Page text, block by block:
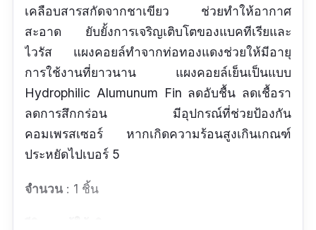
เคลือบสารสกัดจากชาเขียว ช่วยทำให้อากาศ
สะอาด ยับยั้งการเจริญเติบโตของแบคทีเรียและ
ไวรัส แผงคอยล์ทำจากท่อทองแดงช่วยให้มีอายุ
การใช้งานที่ยาวนาน แผงคอยล์เย็นเป็นแบบ
Hydrophilic Alumunum Fin ลดอับชื้น ลดเชื้อรา
ลดการสึกกร่อน มีอุปกรณ์ที่ช่วยป้องกัน
คอมเพรสเซอร์ หากเกิดความร้อนสูงเกินเกณฑ์
ประหยัดไปเบอร์ 5
จำนวน: 1 ชิ้น